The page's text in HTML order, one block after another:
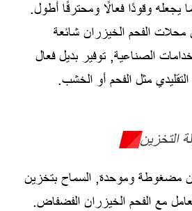
يجعله وقودًا فعالًا ومحترقًا أطول.
الفحم الخيزران شائعة
الصناعية, توفير بديل فعال
مثل الفحم أو الخشب.
التخزين
مضغوطة وموحدة, السماح بتخزين
مع الفحم الخيزران الفضفاض.